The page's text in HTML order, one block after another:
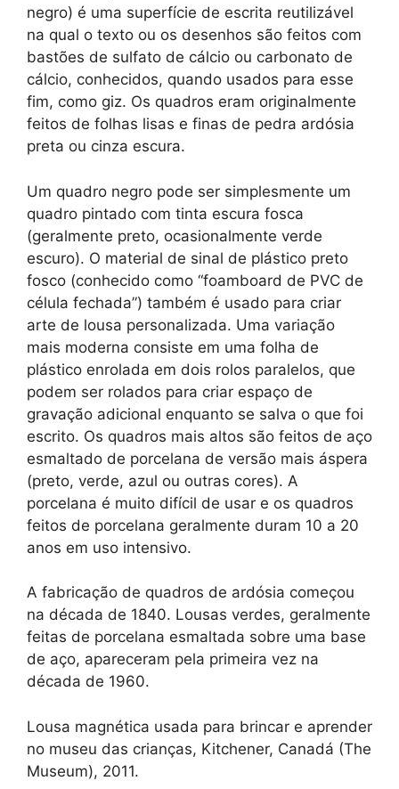
negro) é uma superfície de escrita reutilizável
na qual o texto ou os desenhos são feitos com
bastões de sulfato de cálcio ou carbonato de
cálcio, conhecidos, quando usados ​​para esse
fim, como giz. Os quadros eram originalmente
feitos de folhas lisas e finas de pedra ardósia
preta ou cinza escura.
Um quadro negro pode ser simplesmente um
quadro pintado com tinta escura fosca
(geralmente preto, ocasionalmente verde
escuro). O material de sinal de plástico preto
fosco (conhecido como “foamboard de PVC de
célula fechada”) também é usado para criar
arte de lousa personalizada. Uma variação
mais moderna consiste em uma folha de
plástico enrolada em dois rolos paralelos, que
podem ser rolados para criar espaço de
gravação adicional enquanto se salva o que foi
escrito. Os quadros mais altos são feitos de aço
esmaltado de porcelana de versão mais áspera
(preto, verde, azul ou outras cores). A
porcelana é muito difícil de usar e os quadros
feitos de porcelana geralmente duram 10 a 20
anos em uso intensivo.
A fabricação de quadros de ardósia começou
na década de 1840. Lousas verdes, geralmente
feitas de porcelana esmaltada sobre uma base
de aço, apareceram pela primeira vez na
década de 1960.
Lousa magnética usada para brincar e aprender
no museu das crianças, Kitchener, Canadá (The
Museum), 2011.